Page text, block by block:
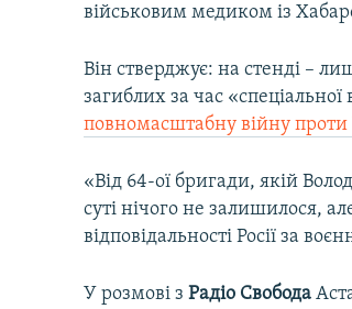
військовим медиком із
Він стверджує: на стенді –
загиблих за час «спеціальної
повномасштабну війну проти
«Від 64-ої бригади, якій
суті нічого не залишилося,
відповідальності Росії за
У розмові зРадіо Свобода